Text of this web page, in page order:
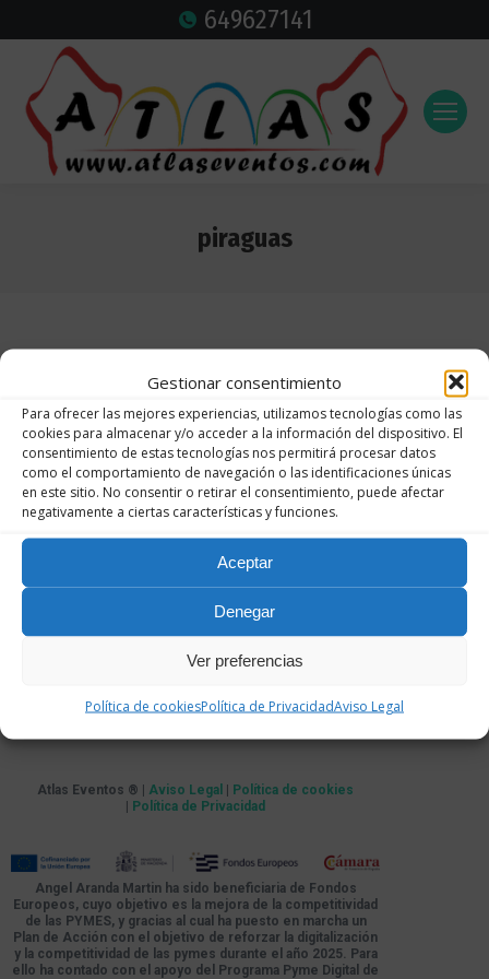
Gestionar consentimiento
Para ofrecer las mejores experiencias, utilizamos tecnologías como las
cookies para almacenar y/o acceder a la información del dispositivo. El
consentimiento de estas tecnologías nos permitirá procesar datos
como el comportamiento de navegación o las identificaciones únicas
en este sitio. No consentir o retirar el consentimiento, puede afectar
negativamente a ciertas características y funciones.
Aceptar
Denegar
Ver preferencias
Política de cookiesPolítica de PrivacidadAviso Legal
649627141
piraguas
Atlas Eventos ® | Aviso Legal | Política de cookies
| Política de Privacidad
Angel Aranda Martin ha sido beneficiaria de Fondos
Europeos, cuyo objetivo es la mejora de la competitividad
de las PYMES, y gracias al cual ha puesto en marcha un
Plan de Acción con el objetivo de reforzar la digitalización
y la competitividad de las pymes durante el año 2025. Para
ello ha contado con el apoyo del Programa Pyme Digital de